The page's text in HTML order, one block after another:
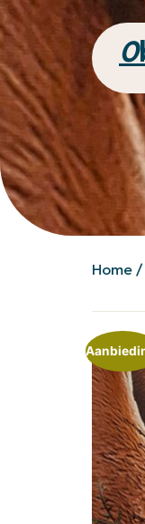
0
Home /